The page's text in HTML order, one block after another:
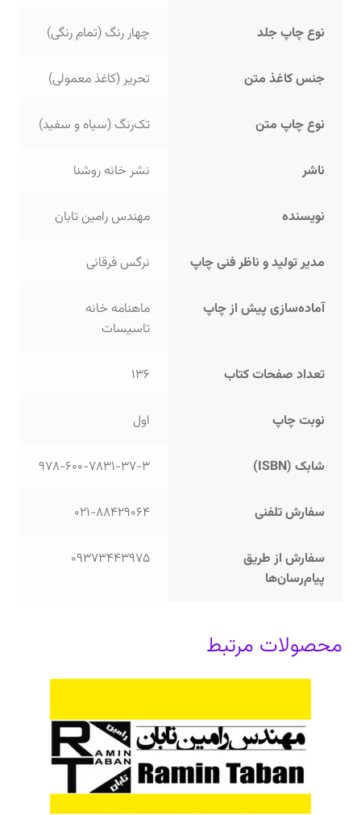
نوع چاپ جلد چهار رنگ (تمام رنگی)
جنس کاغذ متن تحریر (کاغذ معمولی)
نوع چاپ متن تک‌رنگ (سیاه و سفید)
ناشر نشر خانه روشنا
نویسنده مهندس رامین تابان
مدیر تولید و ناظر فنی چاپ نرگس فرقانی
آماده‌سازی پیش از چاپ
ماهنامه خانه
تاسیسات
تعداد صفحات کتاب 136
نوبت چاپ اول
شابک (ISBN) 978-600-7831-37-3
سفارش تلفنی 021-88429064
سفارش از طریق
پیام‌رسان‌ها
09373443975
محصولات مرتبط